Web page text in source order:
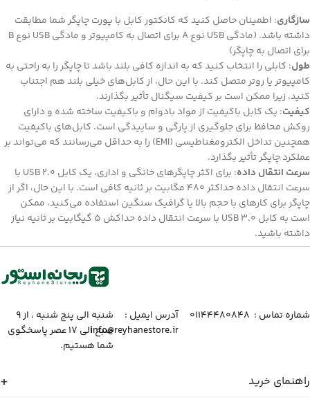
سازگاری: اطمینان حاصل کنید که کانکتور کابل با پورت چاپگر شما مطابقت
داشته باشد. (مادگی USB نوع A برای اتصال به کامپیوتر و مادگی USB نوع B
برای اتصال به چاپگر)
طول: کابلی را انتخاب کنید که به اندازه کافی بلند باشد تا چاپگر را به راحتی به
کامپیوتر یا روتر متصل کند. با این حال، از کابل‌های خیلی بلند هم اجتناب
کنید، زیرا ممکن است بر کیفیت سیگنال تأثیر بگذارند.
کیفیت: یک کابل باکیفیت از مواد بادوام و باکیفیت ساخته شده و دارای
روکش محافظ برای جلوگیری از پارگی و ساییدگی است. کابل‌های باکیفیت
همچنین تداخل الکترومغناطیسی (EMI) را به حداقل می‌رسانند که می‌تواند بر
عملکرد چاپگر تأثیر بگذارد.
سرعت انتقال داده
: برای اکثر چاپگرهای خانگی و اداری، یک کابل USB 2.0 با
سرعت انتقال داده حداکثر 480 مگابیت بر ثانیه کافی است. با این حال، اگر از
چاپگر برای کارهای با حجم بالا یا گرافیک سنگین استفاده می‌کنید، ممکن
است به کابل USB 3.0 با سرعت انتقال داده حداکش 5 گیگابیت بر ثانیه نیاز
داشته باشید.
شماره تماس :‌ ۰۱۱۴۴۴۸۰۸۴۸
آدرس ایمیل :‌
info@reyhanestore.ir
شنبه الی پنج شنبه ، از ۹
صبح الی ۱۷ عصر پاسخگوی
شما هستیم.
راهنمای خرید